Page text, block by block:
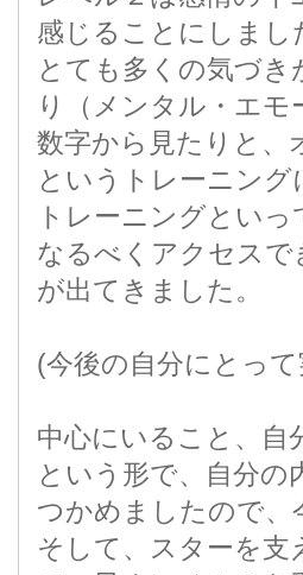
感じることにしまし
とても多くの気づ
り（メンタル・エモ
数字から見たりと、
というトレーニング
トレーニングとい
なるべくアクセス
が出てきました。
(今後の自分にとっ
中心にいること、自
という形で、自分
つかめましたので、
そして、スターを